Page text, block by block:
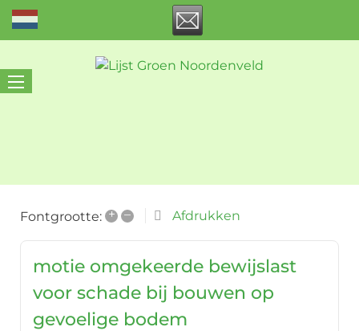
Fontgrootte: + – Afdrukken
motie omgekeerde bewijslast
voor schade bij bouwen op
gevoelige bodem